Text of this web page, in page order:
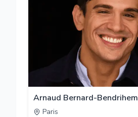
Arnaud Bernard-Bendrihem
Paris